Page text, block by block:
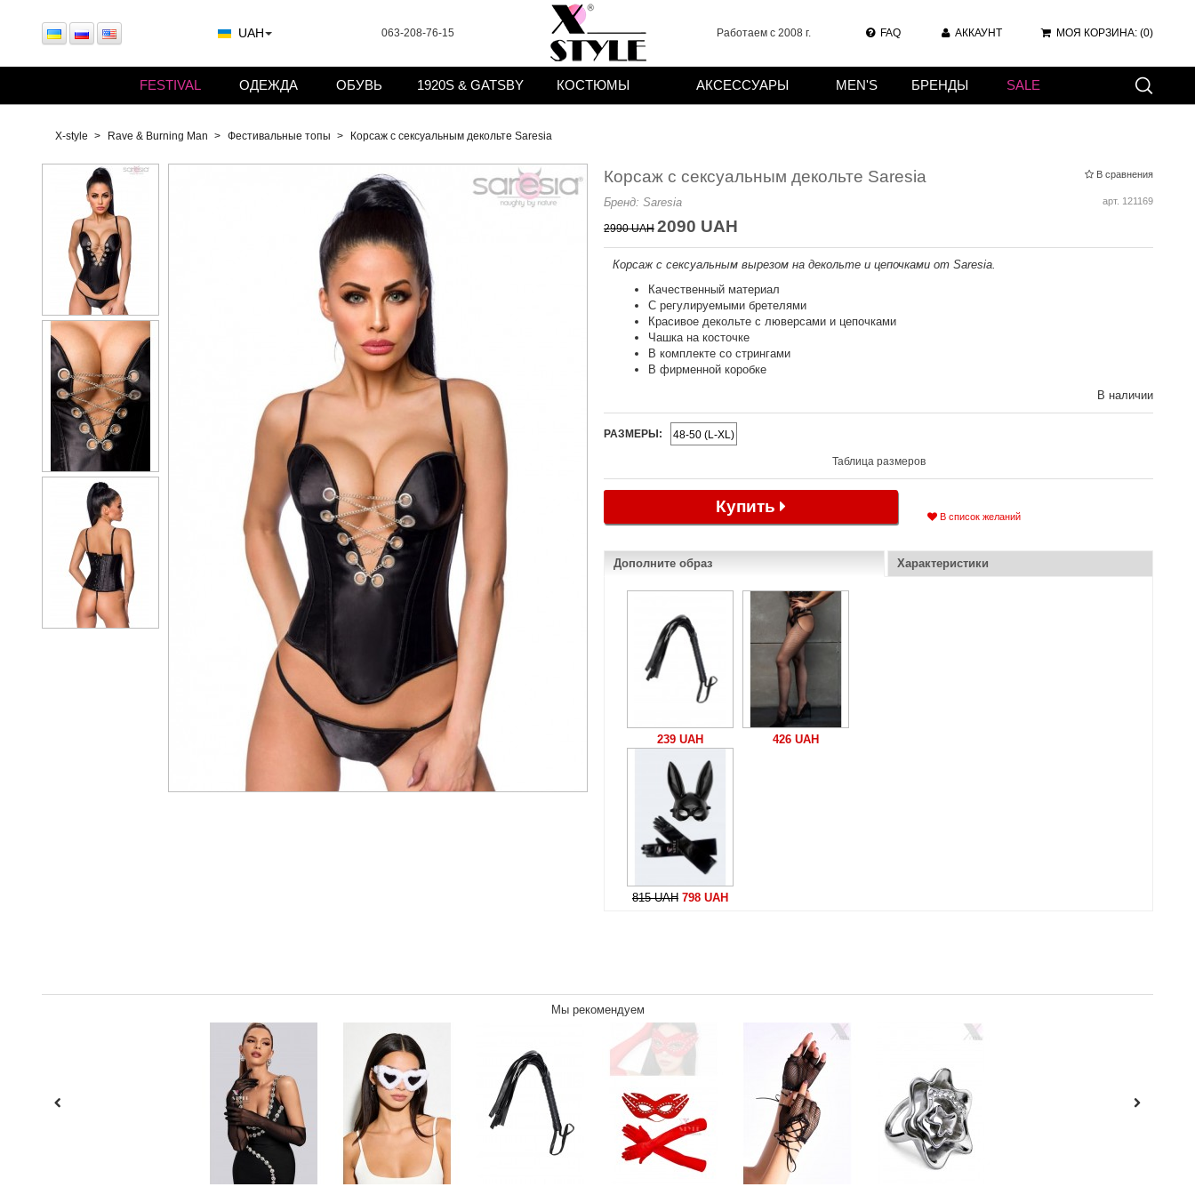
UAH 063-208-76-15 Работаем с 2008 г. FAQ АККАУНТ МОЯ КОРЗИНА: (0)
X-style Rave & Burning Man Фестивальные топы Корсаж с сексуальным декольте Saresia
В сравнения
Корсаж с сексуальным декольте Saresia
арт. 121169
Бренд: Saresia
2990 UAH 2090 UAH
Корсаж с сексуальным вырезом на декольте и цепочками от Saresia.
Качественный материал
С регулируемыми бретелями
Красивое декольте с люверсами и цепочками
Чашка на косточке
В комплекте со стрингами
В фирменной коробке
В наличии
РАЗМЕРЫ: 48-50 (L-XL)
Таблица размеров
Купить
В список желаний
Дополните образ Характеристики
239 UAH 426 UAH
815 UAH 798 UAH
Мы рекомендуем
FESTIVAL ОДЕЖДА ОБУВЬ 1920S & GATSBY КОСТЮМЫ АКСЕССУАРЫ MEN'S БРЕНДЫ SALE